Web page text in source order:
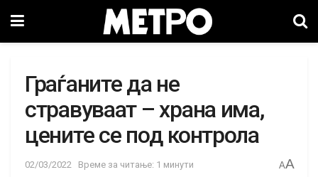
Граѓаните да не
стравуваат – храна има,
цените се под контрола
02/03/2022 Време за читање: 1 минути AA